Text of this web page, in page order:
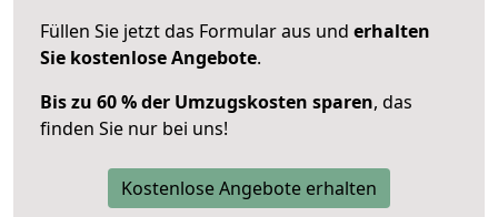
Füllen Sie jetzt das Formular aus und erhalten
Sie kostenlose Angebote.
Bis zu 60 % der Umzugskosten sparen, das
finden Sie nur bei uns!
Kostenlose Angebote erhalten